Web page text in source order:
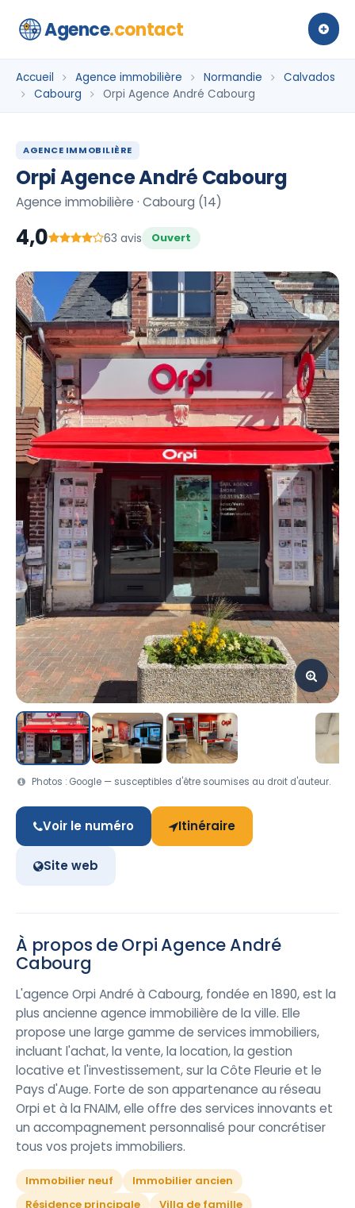
Agence.contact
Accueil Agence immobilière Normandie
Calvados
Cabourg
Orpi Agence André Cabourg
AGENCE IMMOBILIÈRE
Orpi Agence André Cabourg
Agence immobilière · Cabourg (14)
4,0 63 avis Ouvert
Photos : Google — susceptibles d'être soumises au droit d'auteur.
Voir le numéro Itinéraire
Site web
À propos de Orpi Agence André
Cabourg
L'agence Orpi André à Cabourg, fondée en 1890, est la
plus ancienne agence immobilière de la ville. Elle
propose une large gamme de services immobiliers,
incluant l'achat, la vente, la location, la gestion
locative et l'investissement, sur la Côte Fleurie et le
Pays d'Auge. Forte de son appartenance au réseau
Orpi et à la FNAIM, elle offre des services innovants et
un accompagnement personnalisé pour concrétiser
tous vos projets immobiliers.
Immobilier neuf
Immobilier ancien
Résidence principale
Villa de famille